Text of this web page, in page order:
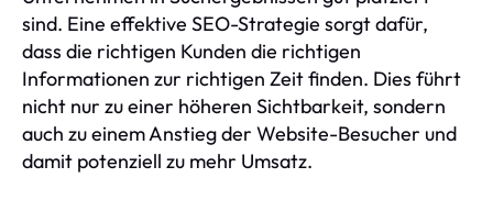
sind. Eine effektive SEO-Strategie sorgt dafür,
dass die richtigen Kunden die richtigen
Informationen zur richtigen Zeit finden. Dies führt
nicht nur zu einer höheren Sichtbarkeit, sondern
auch zu einem Anstieg der Website-Besucher und
damit potenziell zu mehr Umsatz.